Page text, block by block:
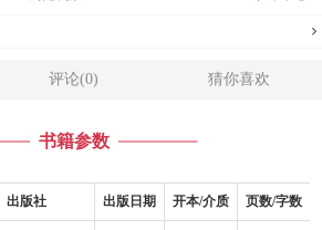
评论(0) 猜你喜欢
书籍参数
出版社 出版日期 开本/介质 页数/字数